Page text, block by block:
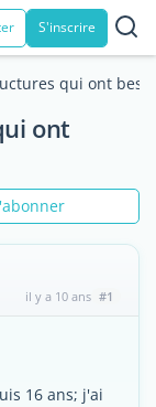
S'inscrire
qui ont
ont
il y a 10 ans #1
16 ans; j'ai